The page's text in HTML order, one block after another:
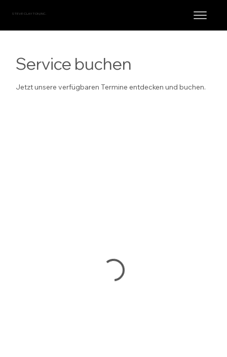
STEVE CLAYTON, INC.
Service buchen
Jetzt unsere verfügbaren Termine entdecken und buchen.